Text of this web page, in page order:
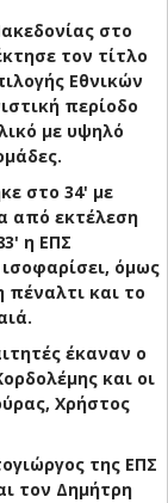
στο
τον τίτλο
Εθνικών
περίοδο
με υψηλό
στο 34' με
από εκτέλεση
η ΕΠΣ
όμως
πέναλτι και το
έκαναν ο
και οι
Χρήστος
της ΕΠΣ
τον Δημήτρη